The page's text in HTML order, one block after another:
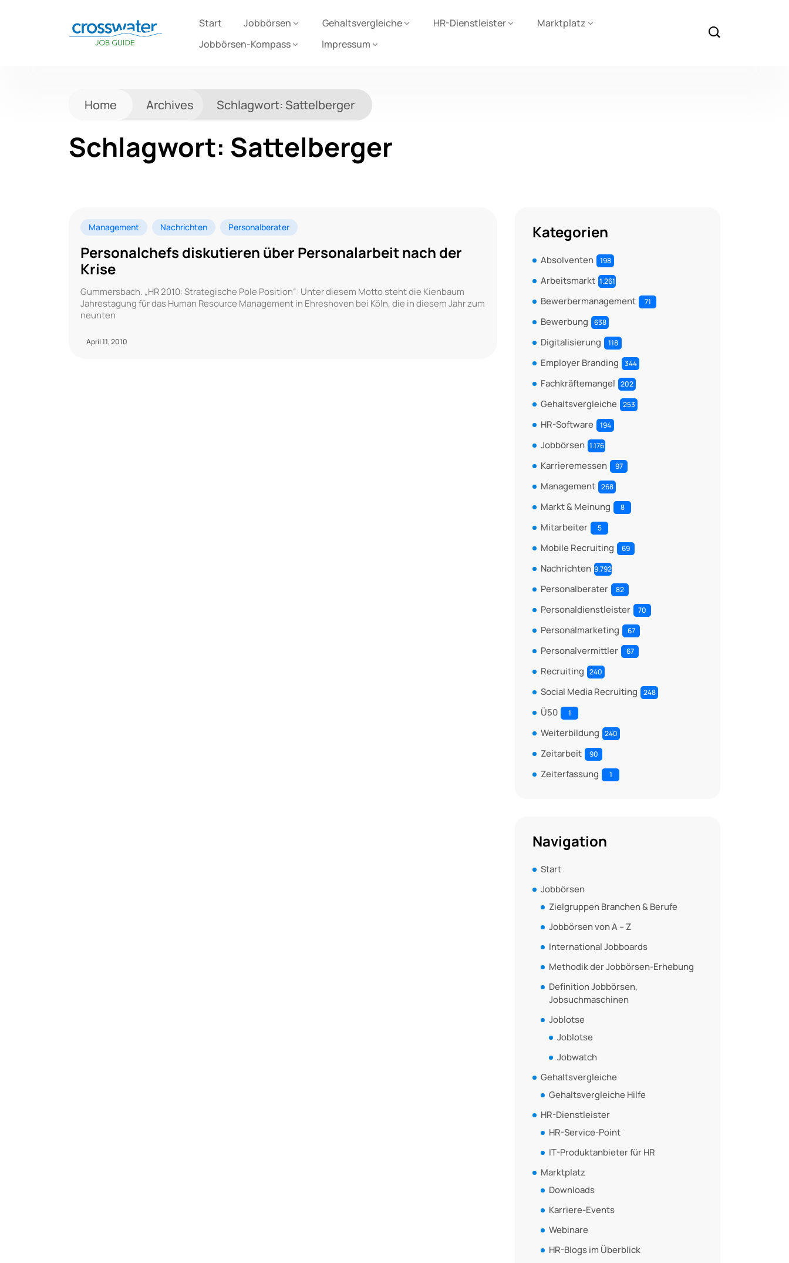
Start Jobbörsen Gehaltsvergleiche HR-Dienstleister
Marktplatz
Jobbörsen-Kompass
Impressum
Home Archives Schlagwort: Sattelberger
Schlagwort: Sattelberger
Management Nachrichten Personalberater
Personalchefs diskutieren über Personalarbeit nach der
Krise
Gummersbach. „HR 2010: Strategische Pole Position“: Unter diesem Motto steht die Kienbaum
Jahrestagung für das Human Resource Management in Ehreshoven bei Köln, die in diesem Jahr zum
neunten
April 11, 2010
Kategorien
Absolventen 198
Arbeitsmarkt 1.261
Bewerbermanagement 71
Bewerbung 638
Digitalisierung 118
Employer Branding 344
Fachkräftemangel 202
Gehaltsvergleiche 253
HR-Software 194
Jobbörsen 1.176
Karrieremessen 97
Management 268
Markt & Meinung 8
Mitarbeiter 5
Mobile Recruiting 69
Nachrichten 9.792
Personalberater 82
Personaldienstleister 70
Personalmarketing 67
Personalvermittler 67
Recruiting 240
Social Media Recruiting 248
Ü50 1
Weiterbildung 240
Zeitarbeit 90
Zeiterfassung 1
Navigation
Start
Jobbörsen
Zielgruppen Branchen & Berufe
Jobbörsen von A – Z
International Jobboards
Methodik der Jobbörsen-Erhebung
Definition Jobbörsen,
Jobsuchmaschinen
Joblotse
Joblotse
Jobwatch
Gehaltsvergleiche
Gehaltsvergleiche Hilfe
HR-Dienstleister
HR-Service-Point
IT-Produktanbieter für HR
Marktplatz
Downloads
Karriere-Events
Webinare
HR-Blogs im Überblick